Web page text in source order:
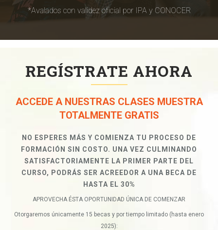
*Avalados con validez oficial por IPA y CONOCER
REGÍSTRATE AHORA
ACCEDE A NUESTRAS CLASES MUESTRA
TOTALMENTE GRATIS
NO ESPERES MÁS Y COMIENZA TU PROCESO DE
FORMACIÓN SIN COSTO. UNA VEZ CULMINANDO
SATISFACTORIAMENTE LA PRIMER PARTE DEL
CURSO, PODRÁS SER ACREEDOR A UNA BECA DE
HASTA EL 30%
APROVECHA ÉSTA OPORTUNIDAD ÚNICA DE COMENZAR
Otorgaremos únicamente 15 becas y por tiempo limitado (hasta enero
2025):